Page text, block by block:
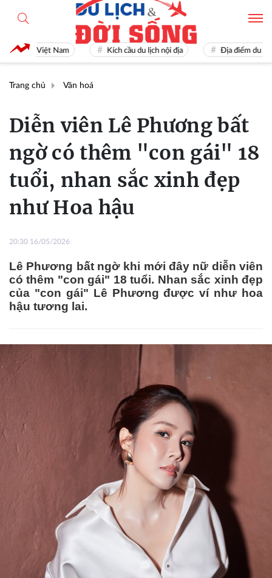
lịch Việt Nam Kích cầu du lịch nội địa Địa điểm du lịch nổi
Trang chủ Văn hoá
Diễn viên Lê Phương bất
ngờ có thêm "con gái" 18
tuổi, nhan sắc xinh đẹp
như Hoa hậu
20:30 16/05/2026
Lê Phương bất ngờ khi mới đây nữ diễn viên
có thêm "con gái" 18 tuổi. Nhan sắc xinh đẹp
của "con gái" Lê Phương được ví như hoa
hậu tương lai.